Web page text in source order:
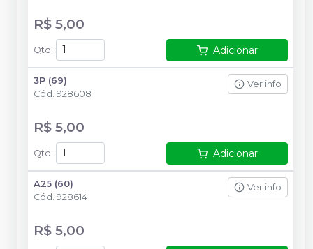
R$ 5,00
Qtd : Adicionar
3P (69)
Cód. 928608
Ver info
R$ 5,00
Qtd : Adicionar
A25 (60)
Cód. 928614
Ver info
R$ 5,00